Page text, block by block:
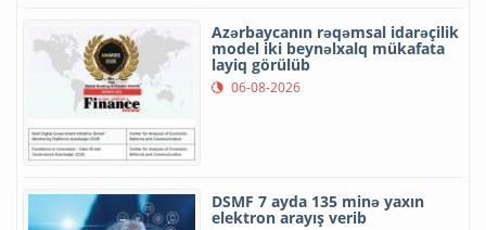
Azərbaycanın rəqəmsal idarəçilik
model iki beynəlxalq mükafata
layiq görülüb
06-08-2026
DSMF 7 ayda 135 minə yaxın
elektron arayış verib